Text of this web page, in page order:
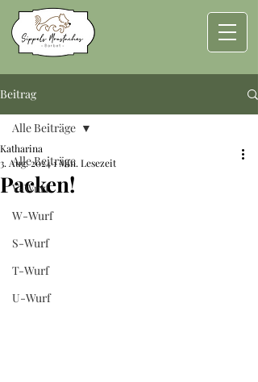
Beitrag
Alle Beiträge
V-Wurf
W-Wurf
S-Wurf
T-Wurf
U-Wurf
Alle Beiträge
Packen!
Katharina
3. Aug. 20241 Min. Lesezeit